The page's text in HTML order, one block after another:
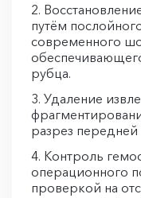
путём
современного
рубца.
Удаление
разрез
Контроль
операционного
проверкой на